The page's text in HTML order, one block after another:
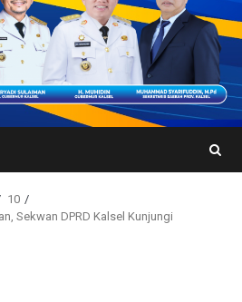
10
Sekwan DPRD Kalsel Kunjungi